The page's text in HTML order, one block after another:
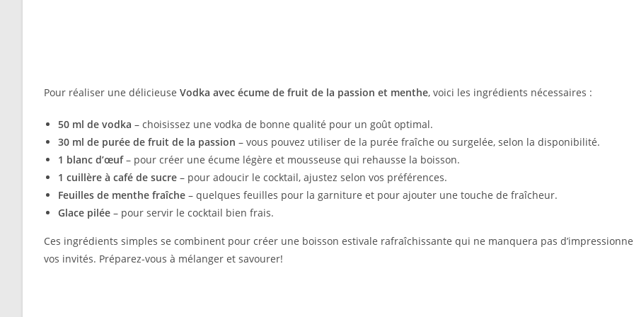
Pour réaliser une délicieuse Vodka avec écume de fruit de la passion et menthe, voici les ingrédients nécessaires :
50 ml de vodka – choisissez une vodka de bonne qualité pour un goût optimal.
30 ml de purée de fruit de la passion – vous pouvez utiliser de la purée fraîche ou surgelée, selon la disponibilité.
1 blanc d’œuf– pour créer une écume légère et mousseuse qui rehausse la boisson.
1 cuillère à café de sucre – pour adoucir le cocktail, ajustez selon vos préférences.
Feuilles de menthe fraîche – quelques feuilles pour la garniture et pour ajouter une touche de fraîcheur.
Glace pilée – pour servir le cocktail bien frais.
Ces ingrédients simples se combinent pour créer une boisson estivale rafraîchissante qui ne manquera pas
vos invités. Préparez-vous à mélanger et savourer!